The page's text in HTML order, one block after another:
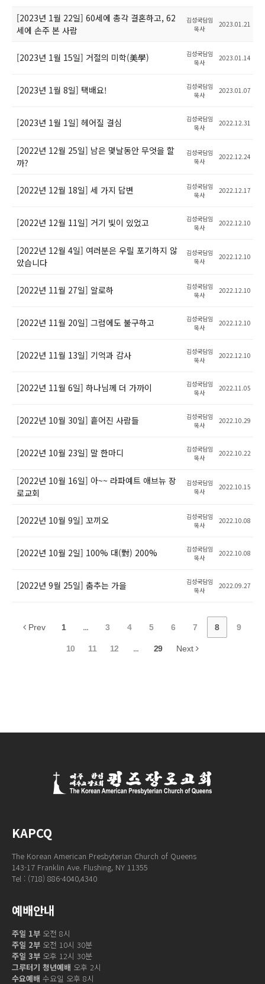
[2023년 1월 22일] 60세에 총각 결혼하고, 62
세에 손주 본 사람
김성국담임
목사
2023.01.21
[2023년 1월 15일] 거절의 미학(美學)
김성국담임
목사
2023.01.14
[2023년 1월 8일] 택배요!
김성국담임
목사
2023.01.07
[2023년 1월 1일] 헤어질 결심
김성국담임
목사
2022.12.31
[2022년 12월 25일] 남은 몇날동안 무엇을 할
까?
김성국담임
목사
2022.12.24
[2022년 12월 18일] 세 가지 답변
김성국담임
목사
2022.12.17
[2022년 12월 11일] 거기 빛이 있었고
김성국담임
목사
2022.12.10
[2022년 12월 4일] 여러분은 우릴 포기하지 않
았습니다
김성국담임
목사
2022.12.10
[2022년 11월 27일] 알로하
김성국담임
목사
2022.12.10
[2022년 11월 20일] 그럼에도 불구하고
김성국담임
목사
2022.12.10
[2022년 11월 13일] 기억과 감사
김성국담임
목사
2022.12.10
[2022년 11월 6일] 하나님께 더 가까이
김성국담임
목사
2022.11.05
[2022년 10월 30일] 흩어진 사람들
김성국담임
목사
2022.10.29
[2022년 10월 23일] 말 한마디
김성국담임
목사
2022.10.22
[2022년 10월 16일] 아~~ 라파예트 애브뉴 장
로교회
김성국담임
목사
2022.10.15
[2022년 10월 9일] 꼬끼오
김성국담임
목사
2022.10.08
[2022년 10월 2일] 100% 대(對) 200%
김성국담임
목사
2022.10.08
[2022년 9월 25일] 춤추는 가을
김성국담임
목사
2022.09.27
Prev 1 ... 3 4 5 6 7 8 9
10 11 12 ... 29 Next
KAPCQ
The Korean American Presbyterian Church of Queens
143-17 Franklin Ave. Flushing, NY 11355
Tel : (718) 886-4040,4340
예배안내
주일 1부 오전 8시
주일 2부 오전 10시 30분
주일 3부 오후 12시 30분
그루터기 청년예배 오후 2시
수요예배 수요일 오후 8시